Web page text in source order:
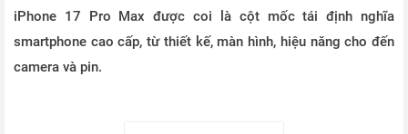
iPhone 17 Pro Max được coi là cột mốc tái định nghĩa
smartphone cao cấp, từ thiết kế, màn hình, hiệu năng cho đến
camera và pin.